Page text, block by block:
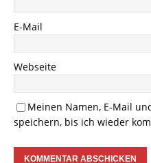
E-Mail
Webseite
Meinen Namen, E-Mail
speichern, bis ich wieder